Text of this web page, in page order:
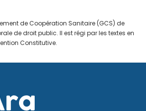
de Coopération Sanitaire (GCS) de
de droit public. Il est régi par les textes en
Constitutive.